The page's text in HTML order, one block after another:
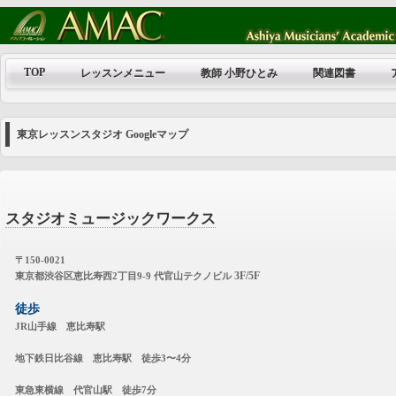
TOP レッスンメニュー 教師 小野ひとみ 関連図書
東京レッスンスタジオ Googleマップ
スタジオミュージックワークス
〒150-0021
東京都渋谷区恵比寿西2丁目9-9 代官山テクノビル3F/5F
徒歩
JR山手線 恵比寿駅
地下鉄日比谷線 恵比寿駅 徒歩3〜4分
東急東横線 代官山駅 徒歩7分